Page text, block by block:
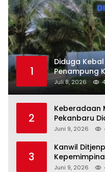
1
Diduga
Penampung
Soroti
Kampar
Juli 8, 2026
2
Keberadaan
Pekanbaru
Warga
Juni 9, 2026
3
Kanwil
Sianturi
Juni 9, 2026